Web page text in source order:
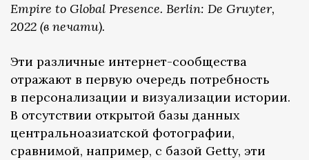
Empire to Global Presence. Berlin: De Gruyter,
2022 (в печати).
Эти различные интернет-сообщества
отражают в первую очередь потребность
в персонализации и визуализации истории.
В отсутствии открытой базы данных
центральноазиатской фотографии,
сравнимой, например, с базой Getty, эти